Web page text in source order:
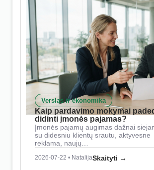
Verslas ir ekonomika
Kaip pardavimo mokymai
didinti įmonės pajamas?
Įmonės pajamų augimas dažnai
su didesniu klientų srautu, aktyvesne
reklama, naujų…
2026-07-22 • NatalijaSkaityti →